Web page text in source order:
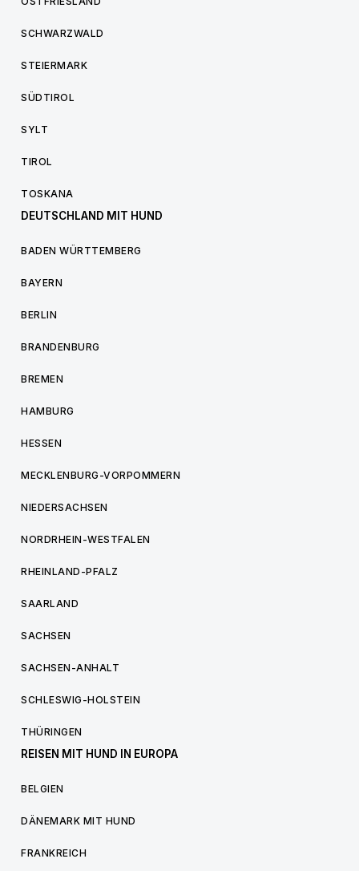
SCHWARZWALD
STEIERMARK
SÜDTIROL
SYLT
TIROL
TOSKANA
DEUTSCHLAND MIT HUND
BADEN WÜRTTEMBERG
BAYERN
BERLIN
BRANDENBURG
BREMEN
HAMBURG
HESSEN
MECKLENBURG-VORPOMMERN
NIEDERSACHSEN
NORDRHEIN-WESTFALEN
RHEINLAND-PFALZ
SAARLAND
SACHSEN
SACHSEN-ANHALT
SCHLESWIG-HOLSTEIN
THÜRINGEN
REISEN MIT HUND IN EUROPA
BELGIEN
DÄNEMARK MIT HUND
FRANKREICH